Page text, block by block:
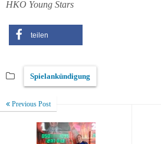
HKO Young Stars
teilen
Spielankündigung
Previous Post